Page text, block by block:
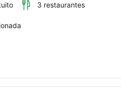
3 restaurantes